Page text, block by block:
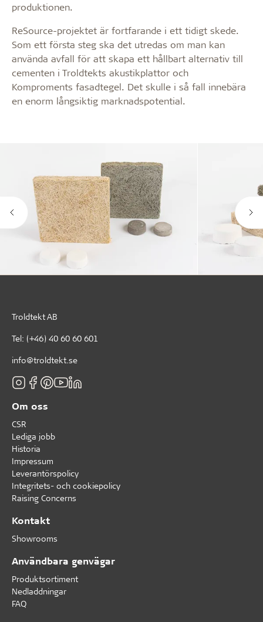
produktionen.
ReSource-projektet är fortfarande i ett tidigt skede.
Som ett första steg ska det utredas om man kan
använda avfall för att skapa ett hållbart alternativ till
cementen i Troldtekts akustikplattor och
Komproments fasadtegel. Det skulle i så fall innebära
en enorm långsiktig marknadspotential.
Troldtekt AB
Tel: (+46) 40 60 60 601
info@troldtekt.se
Om oss
CSR
Lediga jobb
Historia
Impressum
Leverantörspolicy
Integritets- och cookiepolicy
Raising Concerns
Kontakt
Showrooms
Användbara genvägar
Produktsortiment
Nedladdningar
FAQ